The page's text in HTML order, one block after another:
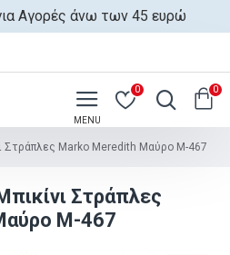
Αγορές άνω των 45 ευρώ
0 0
Στράπλες Marko Meredith Μαύρο M-467
Στράπλες
M-467